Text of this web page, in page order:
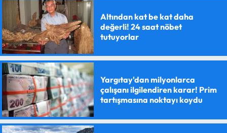
Altından kat be kat daha
değerli! 24 saat nöbet
tutuyorlar
Yargıtay'dan milyonlarca
çalışanı ilgilendiren karar! Prim
tartışmasına noktayı koydu